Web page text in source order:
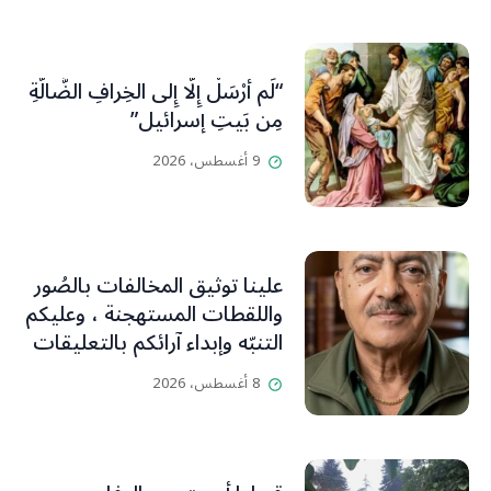
“لَم أُرْسَلْ إِلَّا إِلى الخِرافِ الضَّالَّةِ
مِن بَيتِ إسرائيل”
9 أغسطس، 2026
علينا توثيق المخالفات بالصُور
واللقطات المستهجنة ، وعليكم
التنبّه وإبداء آرائكم بالتعليقات
(جورج صبّاغ)
8 أغسطس، 2026